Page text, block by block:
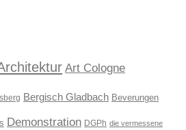
Art Cologne
Bergisch Gladbach Beverungen
Demonstration DGPh die vermessene